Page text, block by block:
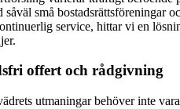
såväl små bostadsrättsföreningar
service, hittar vi en
offert och rådgivning
utmaningar behöver inte